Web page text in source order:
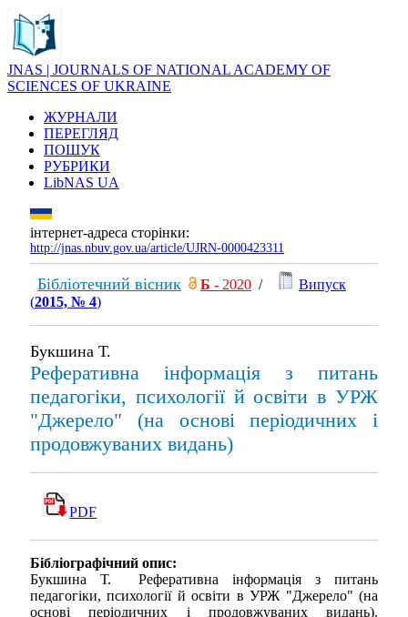
JNAS | JOURNALS OF NATIONAL ACADEMY OF
SCIENCES OF UKRAINE
ЖУРНАЛИ
ПЕРЕГЛЯД
ПОШУК
РУБРИКИ
LibNAS UA
інтернет-адреса сторінки:
http://jnas.nbuv.gov.ua/article/UJRN-0000423311
Бібліотечний вісник Б - 2020 /
Випуск
(2015, № 4)
Букшина Т.
Реферативна інформація з питань
педагогіки, психології й освіти в УРЖ
"Джерело" (на основі періодичних і
продовжуваних видань)
PDF
Бібліографічний опис:
Букшина Т. Реферативна інформація з питань
педагогіки, психології й освіти в УРЖ "Джерело" (на
основі періодичних і продовжуваних видань).